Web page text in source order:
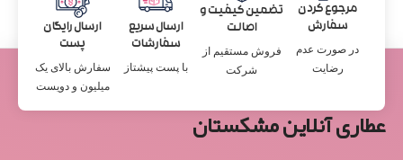
مرجوع کردن
سفارش
در صورت عدم
رضایت
تضمین کیفیت و
اصالت
فروش مستقیم از
شرکت
ارسال سریع
سفارشات
با پست پیشتاز
ارسال رایگان
پست
سفارش بالای یک
میلیون و دویست
عطاری آنلاین مشکستان